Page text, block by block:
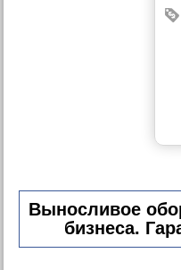
Выносливое
бизнеса.